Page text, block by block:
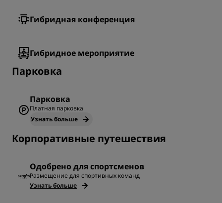
Гибридная конференция
Гибридное мероприятие
Парковка
Парковка
Платная парковка
Узнать больше
Корпоративные путешествия
Одобрено для спортсменов
Размещение для спортивных команд
Узнать больше